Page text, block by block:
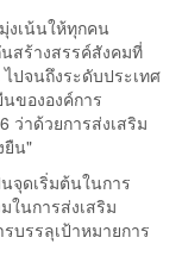
งเน้นให้ทุกคน
สร้างสรรค์สังคมที่
ปจนถึงระดับประเทศ
ขององค์การ
ว่าด้วยการส่งเสริม
ยืน"
จุดเริ่มต้นในการ
ในการส่งเสริม
บรรลุเป้าหมายการ